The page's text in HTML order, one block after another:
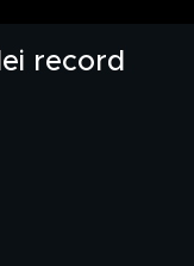
record